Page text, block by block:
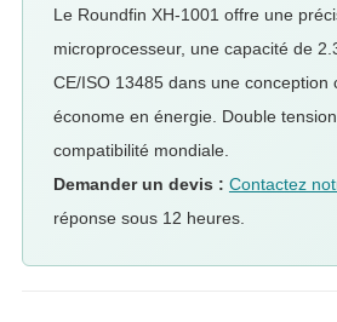
Le Roundfin XH-1001 offre une
microprocesseur, une capacité de
CE/ISO 13485 dans une conception
économe en énergie. Double
compatibilité mondiale.
Demander un devis : Contactez
réponse sous 12 heures.